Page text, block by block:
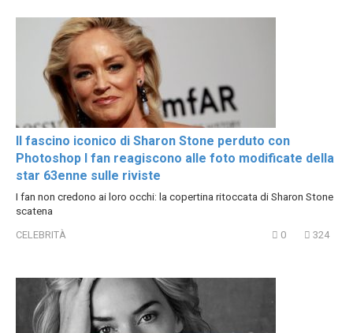
Il fascino iconico di Sharon Stone perduto con
Photoshop I fan reagiscono alle foto modificate della
star 63enne sulle riviste
I fan non credono ai loro occhi: la copertina ritoccata di Sharon Stone
scatena
CELEBRITÀ 0 324